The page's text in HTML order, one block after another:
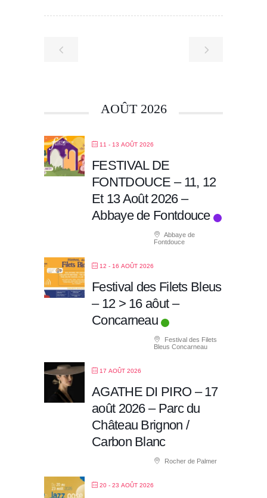
AOÛT 2026
11 - 13 AOÛT 2026
FESTIVAL DE
FONTDOUCE – 11, 12
Et 13 Août 2026 –
Abbaye de Fontdouce
Abbaye de
Fontdouce
12 - 16 AOÛT 2026
Festival des Filets Bleus
– 12 > 16 aôut –
Concarneau
Festival des Filets
Bleus Concarneau
17 AOÛT 2026
AGATHE DI PIRO – 17
août 2026 – Parc du
Château Brignon /
Carbon Blanc
Rocher de Palmer
20 - 23 AOÛT 2026